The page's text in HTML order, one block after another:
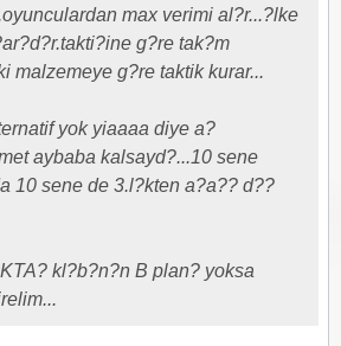
max verimi al?r...?lke
g?re tak?m
malzemeye g?re taktik kurar...
yok yiaaaa diye a?
aybaba kalsayd?...10 sene
10 sene de 3.l?kten a?a?? d??
kl?b?n?n B plan? yoksa